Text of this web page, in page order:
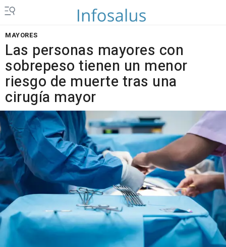
MAYORES
Las personas mayores con
sobrepeso tienen un menor
riesgo de muerte tras una
cirugía mayor